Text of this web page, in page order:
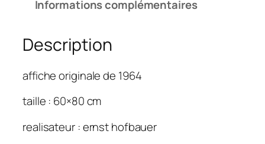
Informations complémentaires
Description
affiche originale de 1964
taille : 60×80 cm
realisateur : ernst hofbauer